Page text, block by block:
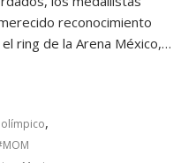
reconocimiento
ring de la Arena México,…
,